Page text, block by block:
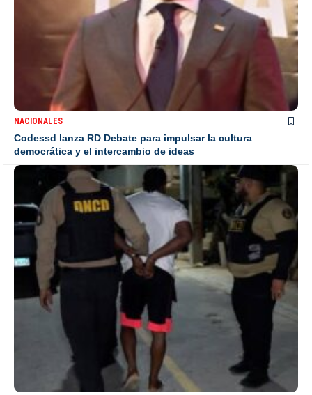
NACIONALES
Codessd lanza RD Debate para impulsar la cultura
democrática y el intercambio de ideas